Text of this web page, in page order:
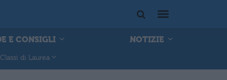
E CONSIGLI NOTIZIE
Classi di Laurea